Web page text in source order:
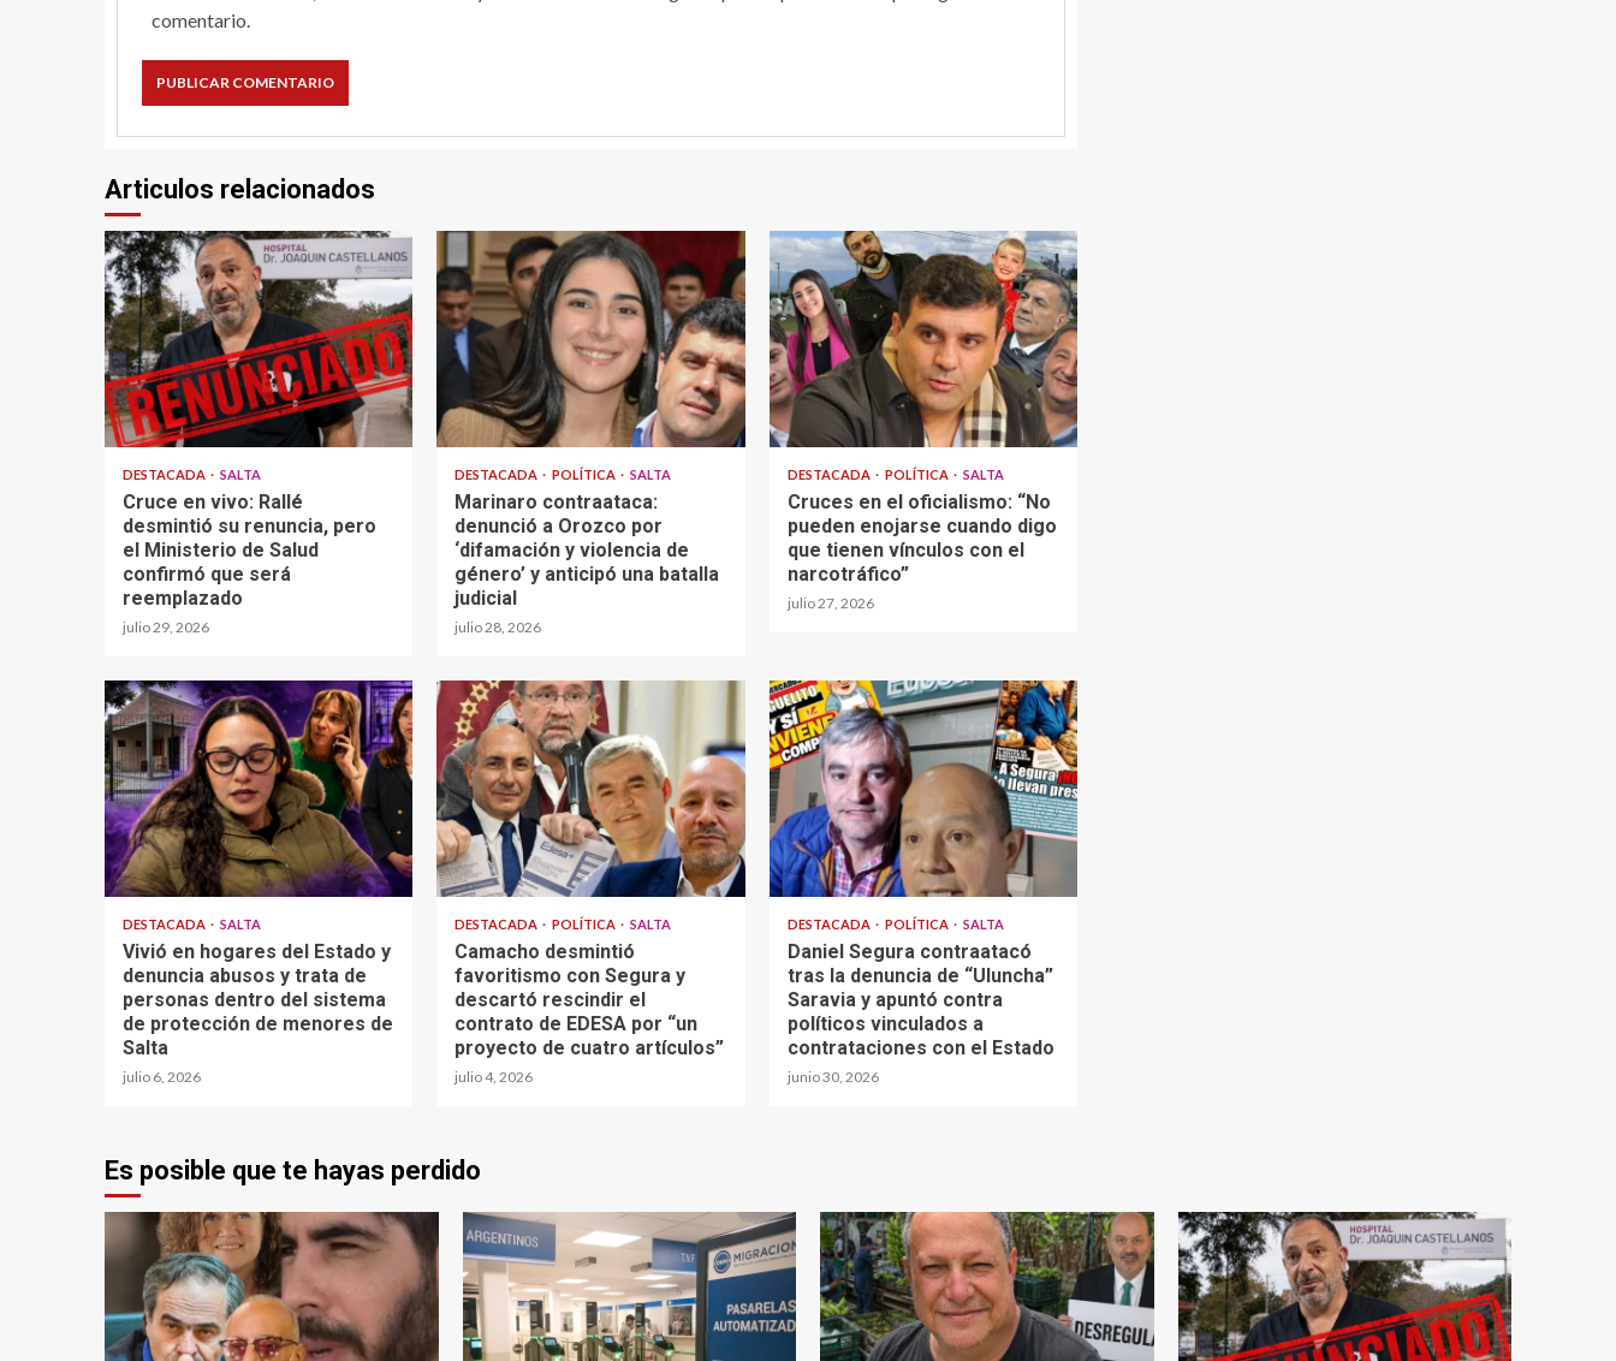
comentario.
Articulos relacionados
DESTACADA SALTA
Cruce en vivo: Rallé
desmintió su renuncia, pero
el Ministerio de Salud
confirmó que será
reemplazado
julio 29, 2026
DESTACADA POLÍTICA SALTA
Marinaro contraataca:
denunció a Orozco por
‘difamación y violencia de
género’ y anticipó una batalla
judicial
julio 28, 2026
DESTACADA POLÍTICA SALTA
Cruces en el oficialismo: “No
pueden enojarse cuando digo
que tienen vínculos con el
narcotráfico”
julio 27, 2026
DESTACADA SALTA
Vivió en hogares del Estado y
denuncia abusos y trata de
personas dentro del sistema
de protección de menores de
Salta
julio 6, 2026
DESTACADA POLÍTICA SALTA
Camacho desmintió
favoritismo con Segura y
descartó rescindir el
contrato de EDESA por “un
proyecto de cuatro artículos”
julio 4, 2026
DESTACADA POLÍTICA SALTA
Daniel Segura contraatacó
tras la denuncia de “Uluncha”
Saravia y apuntó contra
políticos vinculados a
contrataciones con el Estado
junio 30, 2026
Es posible que te hayas perdido